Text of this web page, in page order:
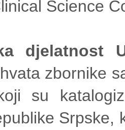
Science
djelatnost
zbornike
su
Srpske,